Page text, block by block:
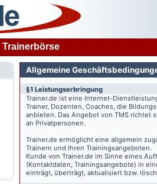
Trainerbörse
Allgemeine
§1 Leistungserbringung
Trainer.de ist eine Internet-
Trainer, Dozenten, Coaches, die
anbieten. Das Angebot von TMS richtet
an Privatpersonen.
Trainer.de ermöglicht eine allgemein
Trainern und Ihren Trainingsangeboten.
Kunde von Trainer.de im Sinne eines
(Kontaktdaten, Trainingsangebote) in
einträgt, überträgt, aktualisiert bzw.